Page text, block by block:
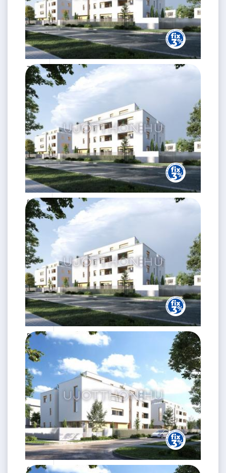
79 M Ft
53 m2
3 szoba
2.
emelet
84.9 M Ft
59 m2
2 szoba
1.
emelet
59.22 M
Ft
37 m2
2 szoba
1. emelet
63.87 M
2 szoba